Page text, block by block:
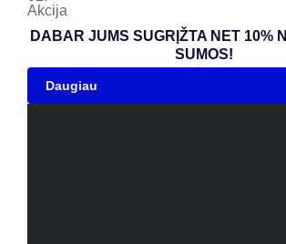
Akcija
DABAR JUMS SUGRĮŽTA NET 10%
SUMOS!
Daugiau